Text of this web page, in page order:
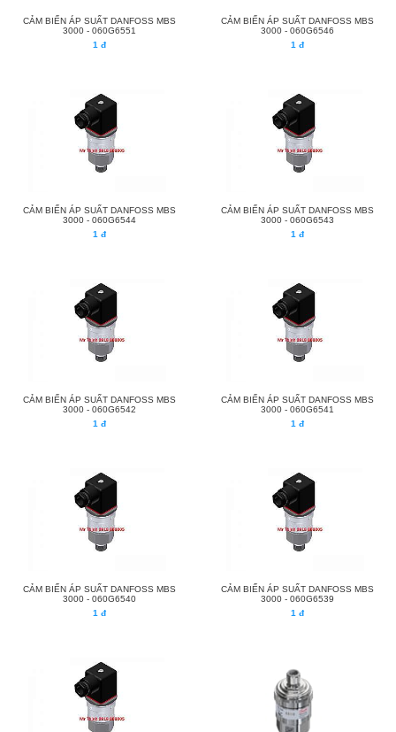
CẢM BIẾN ÁP SUẤT DANFOSS MBS
3000 - 060G6551
1 đ
CẢM BIẾN ÁP SUẤT DANFOSS MBS
3000 - 060G6546
1 đ
CẢM BIẾN ÁP SUẤT DANFOSS MBS
3000 - 060G6544
1 đ
CẢM BIẾN ÁP SUẤT DANFOSS MBS
3000 - 060G6543
1 đ
CẢM BIẾN ÁP SUẤT DANFOSS MBS
3000 - 060G6542
1 đ
CẢM BIẾN ÁP SUẤT DANFOSS MBS
3000 - 060G6541
1 đ
CẢM BIẾN ÁP SUẤT DANFOSS MBS
3000 - 060G6540
1 đ
CẢM BIẾN ÁP SUẤT DANFOSS MBS
3000 - 060G6539
1 đ